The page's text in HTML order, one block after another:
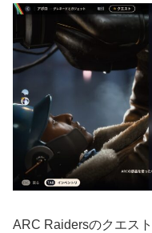
ARC Raidersのクエス